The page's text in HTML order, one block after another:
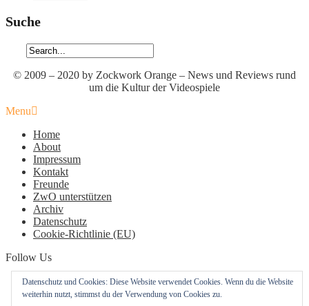
Suche
© 2009 – 2020 by Zockwork Orange – News und Reviews rund
um die Kultur der Videospiele
Menu
Home
About
Impressum
Kontakt
Freunde
ZwO unterstützen
Archiv
Datenschutz
Cookie-Richtlinie (EU)
Follow Us
Profil
von
zockworkorange
Profil
von
zockworkorange
Profil
von
Datenschutz und Cookies: Diese Website verwendet Cookies. Wenn du die Website
weiterhin nutzt, stimmst du der Verwendung von Cookies zu.